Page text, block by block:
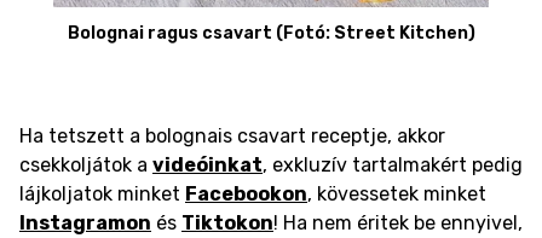
Bolognai ragus csavart (Fotó: Street Kitchen)
Ha tetszett a bolognais csavart receptje, akkor
csekkoljátok a videóinkat, exkluzív tartalmakért pedig
lájkoljatok minket Facebookon, kövessetek minket
Instagramon és Tiktokon! Ha nem éritek be ennyivel,